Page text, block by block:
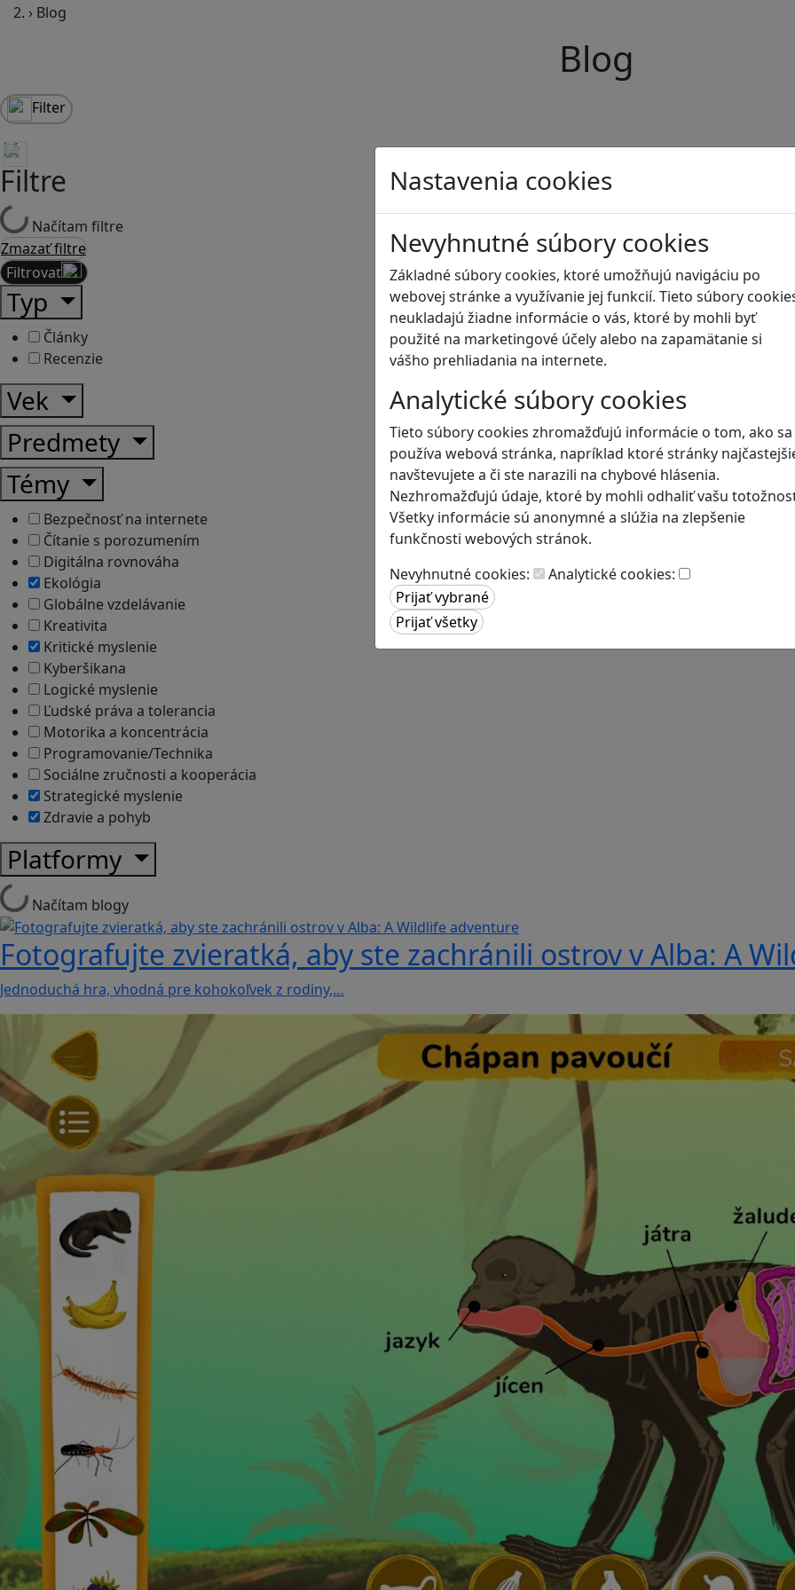
Nastavenia cookies
Nevyhnutné súbory cookies
Základné súbory cookies, ktoré umožňujú navigáciu po
webovej stránke a využívanie jej funkcií. Tieto súbory
neukladajú žiadne informácie o vás, ktoré by mohli byť
použité na marketingové účely alebo na zapamätanie si
vášho prehliadania na internete.
Analytické súbory cookies
Tieto súbory cookies zhromažďujú informácie o tom, ako sa
používa webová stránka, napríklad ktoré stránky
navštevujete a či ste narazili na chybové hlásenia.
Nezhromažďujú údaje, ktoré by mohli odhaliť vašu
Všetky informácie sú anonymné a slúžia na zlepšenie
funkčnosti webových stránok.
Nevyhnutné cookies:
Analytické cookies:
› Blog
Blog
Filter
Filtre
Načítam filtre
Zmazať filtre
Filtrovať
Typ
Články
Recenzie
Vek
Predmety
Témy
Bezpečnosť na internete
Čítanie s porozumením
Digitálna rovnováha
Ekológia
Globálne vzdelávanie
Kreativita
Kritické myslenie
Kyberšikana
Logické myslenie
Ľudské práva a tolerancia
Motorika a koncentrácia
Programovanie/Technika
Sociálne zručnosti a kooperácia
Strategické myslenie
Zdravie a pohyb
Platformy
Načítam blogy
Fotografujte zvieratká, aby ste zachránili ostrov v Alba: A
Jednoduchá hra, vhodná pre kohokoľvek z rodiny,…